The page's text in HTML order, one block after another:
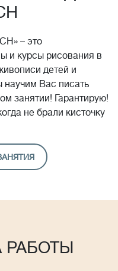
– это
и курсы рисования в
детей и
научим Вас писать
занятии! Гарантирую!
не брали кисточку
РАБОТЫ